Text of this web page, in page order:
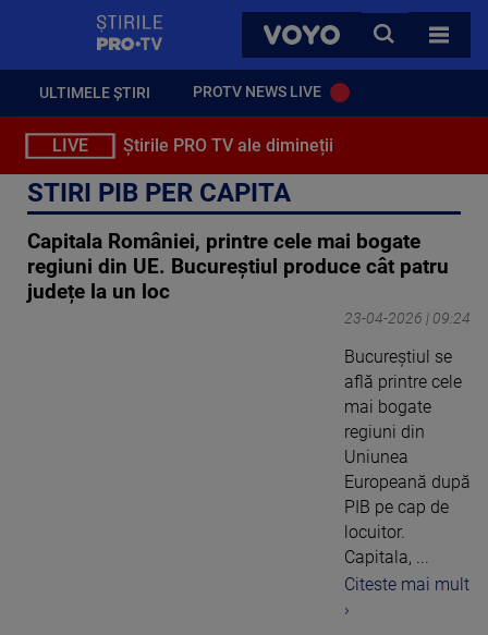
VOYO
CAUTA
TOATE
ULTIMELE ȘTIRI PROTV NEWS LIVE
LIVE Știrile PRO TV ale dimineții
STIRI PIB PER CAPITA
Capitala României, printre cele mai bogate
regiuni din UE. Bucureștiul produce cât patru
județe la un loc
23-04-2026 | 09:24
Bucureștiul se
află printre cele
mai bogate
regiuni din
Uniunea
Europeană după
PIB pe cap de
locuitor.
Capitala, ...
Citeste mai mult
›